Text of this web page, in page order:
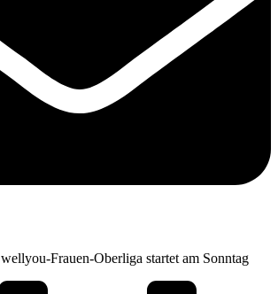
wellyou-Frauen-Oberliga startet am Sonntag